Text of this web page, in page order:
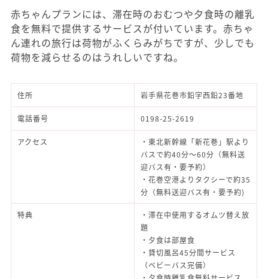
赤ちゃんプランには、滞在時のおむつや夕食時の離乳
食を無料で提供するサービスが付いています。赤ちゃ
ん連れの旅行は荷物がふくらみがちですが、少しでも
荷物を減らせるのはうれしいですね。
住所 岩手県花巻市鉛字西鉛23番地
電話番号 0198-25-2619
アクセス
・東北新幹線「新花巻」駅より
バスで約40分～60分（無料送
迎バス有・要予約）
・花巻空港よりタクシーで約35
分（無料送迎バス有・要予約)
特典
・滞在中使用するオムツ替え放
題
・夕食は部屋食
・貸切風呂45分間サービス
（ベビーバス完備）